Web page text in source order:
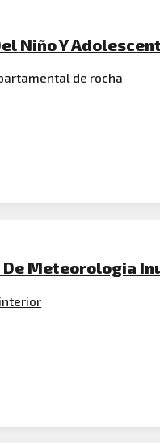
Niño Y
de rocha
Meteorologia
interior